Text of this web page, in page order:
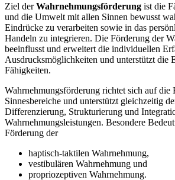
Ziel derWahrnehmungsförderung ist die
und die Umwelt mit allen Sinnen bewusst
Eindrücke zu verarbeiten sowie in das
Handeln zu integrieren. Die Förderung der
beeinflusst und erweitert die individuellen
Ausdrucksmöglichkeiten und unterstützt die
Fähigkeiten.
Wahrnehmungsförderung richtet sich auf die
Sinnesbereiche und unterstützt gleichzeitig
Differenzierung, Strukturierung und
Wahrnehmungsleistungen. Besondere
Förderung der
haptisch-taktilen Wahrnehmung,
vestibulären Wahrnehmung und
propriozeptiven Wahrnehmung.